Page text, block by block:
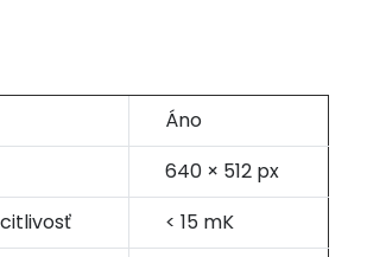
Áno
640 × 512 px
< 15 mK